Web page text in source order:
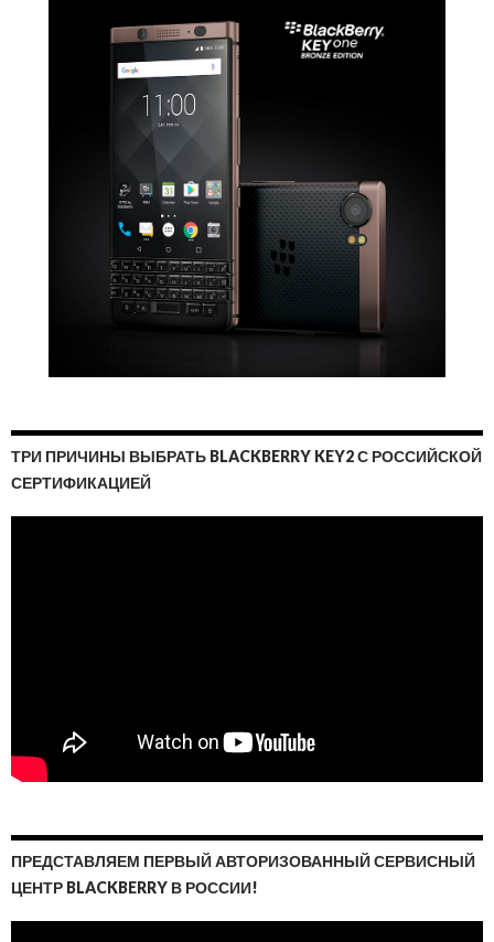
ТРИ ПРИЧИНЫ ВЫБРАТЬ BLACKBERRY KEY2 С РОССИЙСКОЙ
СЕРТИФИКАЦИЕЙ
ПРЕДСТАВЛЯЕМ ПЕРВЫЙ АВТОРИЗОВАННЫЙ СЕРВИСНЫЙ
ЦЕНТР BLACKBERRY В РОССИИ!